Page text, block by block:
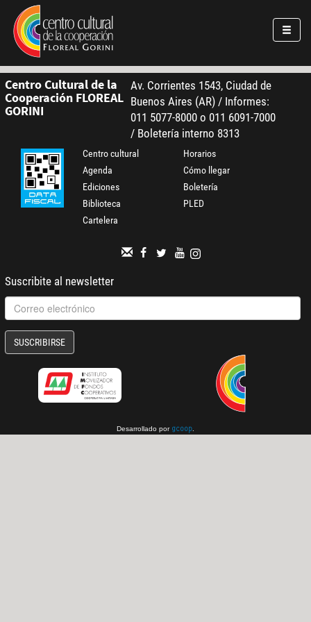
Pasar al contenido principal
Jump to main content
Centro Cultural de la
Cooperación FLOREAL
GORINI
Av. Corrientes 1543, Ciudad de
Buenos Aires (AR) / Informes:
011 5077-8000 o 011 6091-7000
/ Boletería interno 8313
Centro cultural
Agenda
Ediciones
Biblioteca
Cartelera
Horarios
Cómo llegar
Boletería
PLED
Suscribite al newsletter
SUSCRIBIRSE
Desarrollado por gcoop.